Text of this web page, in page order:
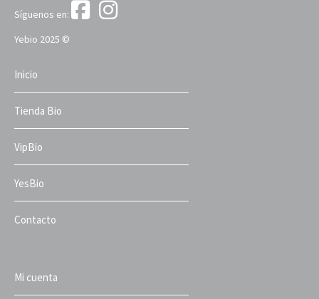
Síguenos en:
Yebio 2025 ©
Inicio
Tienda Bio
VipBio
YesBio
Contacto
Mi cuenta